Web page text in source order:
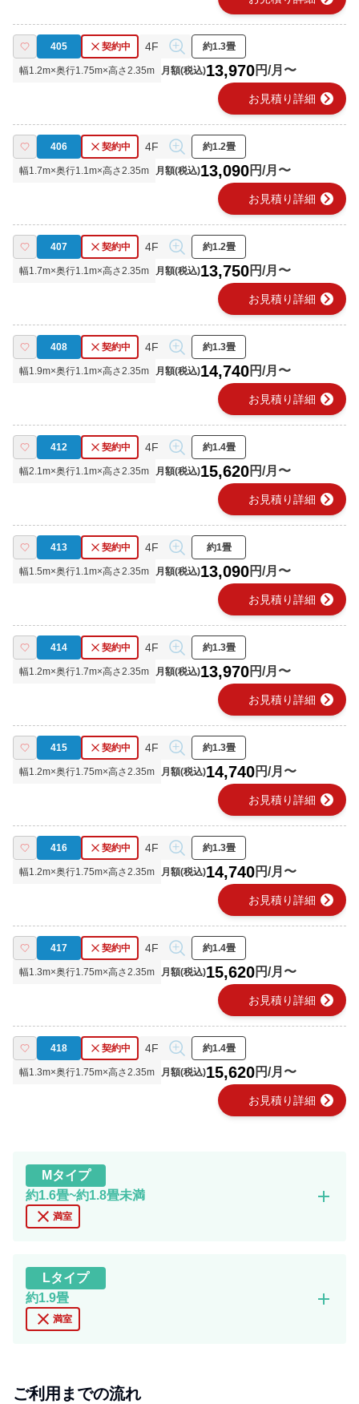
405 契約中 4F 約1.3畳
幅1.2m×奥行1.75m×高さ2.35m 月額(税込)13,970円/月〜
お見積り詳細 chevron_right
406 契約中 4F 約1.2畳
幅1.7m×奥行1.1m×高さ2.35m 月額(税込)13,090円/月〜
お見積り詳細 chevron_right
407 契約中 4F 約1.2畳
幅1.7m×奥行1.1m×高さ2.35m 月額(税込)13,750円/月〜
お見積り詳細 chevron_right
408 契約中 4F 約1.3畳
幅1.9m×奥行1.1m×高さ2.35m 月額(税込)14,740円/月〜
お見積り詳細 chevron_right
412 契約中 4F 約1.4畳
幅2.1m×奥行1.1m×高さ2.35m 月額(税込)15,620円/月〜
お見積り詳細 chevron_right
413 契約中 4F 約1畳
幅1.5m×奥行1.1m×高さ2.35m 月額(税込)13,090円/月〜
お見積り詳細 chevron_right
414 契約中 4F 約1.3畳
幅1.2m×奥行1.7m×高さ2.35m 月額(税込)13,970円/月〜
お見積り詳細 chevron_right
415 契約中 4F 約1.3畳
幅1.2m×奥行1.75m×高さ2.35m 月額(税込)14,740円/月〜
お見積り詳細 chevron_right
416 契約中 4F 約1.3畳
幅1.2m×奥行1.75m×高さ2.35m 月額(税込)14,740円/月〜
お見積り詳細 chevron_right
417 契約中 4F 約1.4畳
幅1.3m×奥行1.75m×高さ2.35m 月額(税込)15,620円/月〜
お見積り詳細 chevron_right
418 契約中 4F 約1.4畳
幅1.3m×奥行1.75m×高さ2.35m 月額(税込)15,620円/月〜
お見積り詳細 chevron_right
Mタイプ
約1.6畳~約1.8畳未満
close 満室
add
Lタイプ
約1.9畳
close 満室
add
ご利用までの流れ